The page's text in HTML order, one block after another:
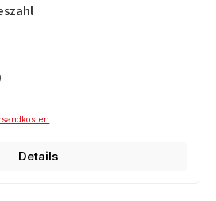
von 0 von 5 Sternen
Details